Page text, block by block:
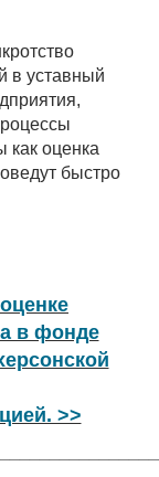
в уставный
как оценка
быстро
в фонде
>>